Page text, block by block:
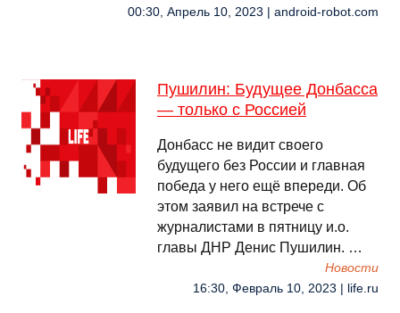
00:30, Апрель 10, 2023 | android-robot.com
Пушилин: Будущее Донбасса
— только с Россией
Донбасс не видит своего
будущего без России и главная
победа у него ещё впереди. Об
этом заявил на встрече с
журналистами в пятницу и.о.
главы ДНР Денис Пушилин. …
Новости
16:30, Февраль 10, 2023 | life.ru